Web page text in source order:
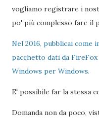
vogliamo registrare i
po' più complesso fare il
Nel 2016, pubblicai
pacchetto dati da
Windows per Windows.
E' possibile far la stessa
Domanda non da poco,